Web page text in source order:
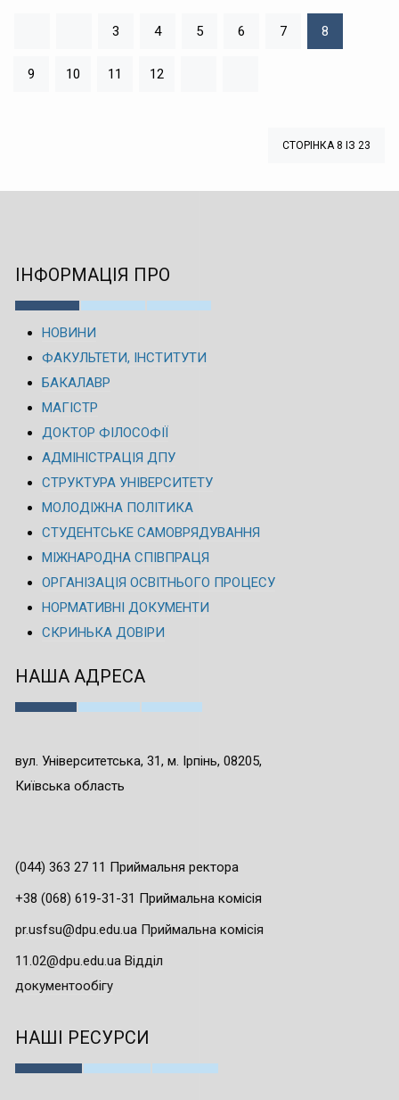
3 4 5 6 7 8
9 10 11 12
СТОРІНКА 8 ІЗ 23
ІНФОРМАЦІЯ ПРО
НОВИНИ
ФАКУЛЬТЕТИ, ІНСТИТУТИ
БАКАЛАВР
МАГІСТР
ДОКТОР ФІЛОСОФІЇ
АДМІНІСТРАЦІЯ ДПУ
СТРУКТУРА УНІВЕРСИТЕТУ
МОЛОДІЖНА ПОЛІТИКА
СТУДЕНТСЬКЕ САМОВРЯДУВАННЯ
МІЖНАРОДНА СПІВПРАЦЯ
ОРГАНІЗАЦІЯ ОСВІТНЬОГО ПРОЦЕСУ
НОРМАТИВНІ ДОКУМЕНТИ
СКРИНЬКА ДОВІРИ
НАША АДРЕСА
вул. Університетська, 31, м. Ірпінь, 08205,
Київська область
(044) 363 27 11 Приймальня ректора
+38 (068) 619-31-31 Приймальна комісія
pr.usfsu@dpu.edu.ua Приймальна комісія
11.02@dpu.edu.ua Відділ
документообігу
НАШІ РЕСУРСИ